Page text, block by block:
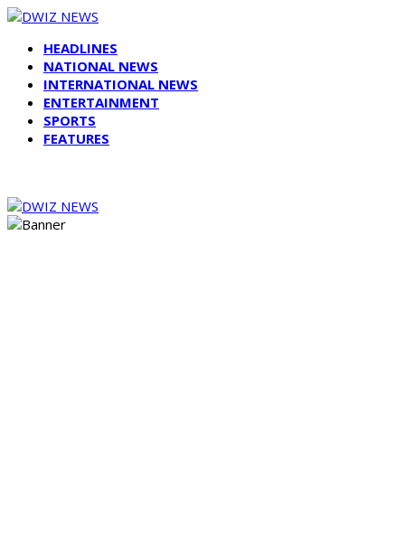
HEADLINES
NATIONAL NEWS
INTERNATIONAL NEWS
ENTERTAINMENT
SPORTS
FEATURES